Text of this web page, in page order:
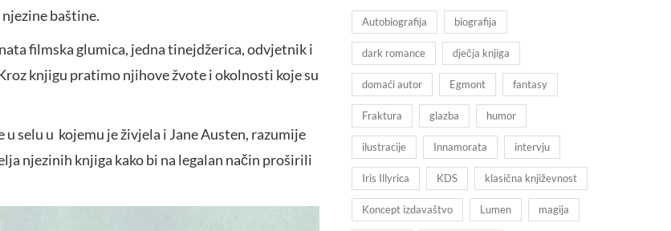
baštine.
filmska glumica, jedna tinejdžerica, odvjetnik i
knjigu pratimo njihove žvote i okolnosti koje su
selu u kojemu je živjela i Jane Austen, razumije
njezinih knjiga kako bi na legalan način proširili
Autobiografija biografija
dark romance dječja knjiga
domaći autor Egmont fantasy
Fraktura glazba humor
ilustracije Innamorata intervju
Iris Illyrica KDS klasična književnost
Koncept izdavaštvo Lumen magija